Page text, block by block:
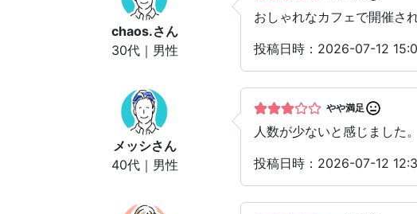
chaos.さん
30代｜男性
おしゃれなカフェで開催さ
投稿日時：2026-07-12
メッシさん
40代｜男性
やや満足
人数が少ないと感じました
投稿日時：2026-07-12